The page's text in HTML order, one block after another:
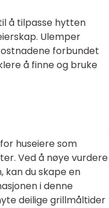
å tilpasse hytten
Ulemper
forbundet
å finne og bruke
huseiere som
Ved å nøye vurdere
kan du skape en
i denne
deilige grillmåltider